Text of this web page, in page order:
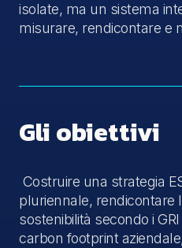
isolate, ma un sistema
misurare, rendicontare e
Gli obiettivi
Costruire una strategia
pluriennale, rendicontare
sostenibilità secondo i
carbon footprint